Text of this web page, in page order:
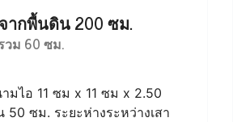
ากพื้นดิน 200 ซม.
วม 60 ซม.
มไอ 11 ซม x 11 ซม x 2.50
50 ซม. ระยะห่างระหว่างเสา